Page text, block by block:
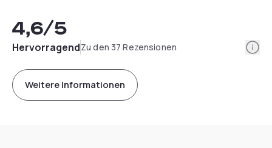
4,6/5
HervorragendZu den 37 Rezensionen
Weitere Informationen